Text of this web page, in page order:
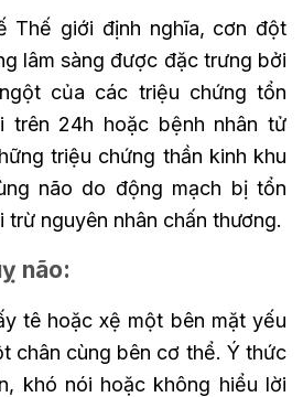
Thế giới định nghĩa, cơn đột
lâm sàng được đặc trưng bởi
của các triệu chứng tổn
trên 24h hoặc bệnh nhân tử
triệu chứng thần kinh khu
não do động mạch bị tổn
nguyên nhân chấn thương.
não:
tê hoặc xệ một bên mặt yếu
chân cùng bên cơ thể. Ý thức
khó nói hoặc không hiểu lời